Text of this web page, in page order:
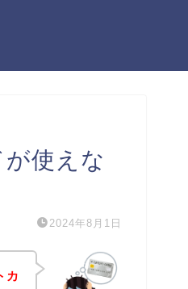
使えな
2024年8月1日
カ